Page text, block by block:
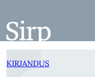
juurde
KIRJANDUS